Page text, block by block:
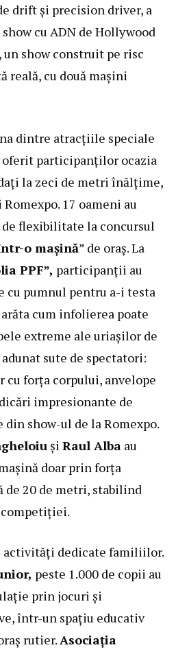
drift și precision driver, a
cu ADN de Hollywood
show construit pe risc
reală, cu două mașini
dintre atracțiile speciale
participanților ocazia
la zeci de metri înălțime,
17 oameni au
flexibilitate la concursul
o mașină” de oraș. La
PPF”, participanții au
pumnul pentru a-i testa
cum infolierea poate
extreme ale uriașilor de
adunat sute de spectatori:
cu forța corpului, anvelope
impresionante de
show-ul de la Romexpo.
și Raul Alba au
doar prin forța
de 20 de metri, stabilind
competiției.
activități dedicate familiilor.
peste 1.000 de copii au
prin jocuri și
într-un spațiu educativ
rutier. Asociația